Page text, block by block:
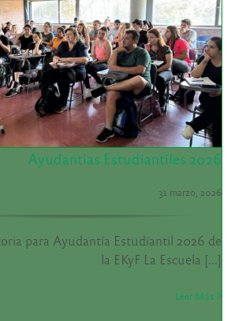
Ayudantías Estudiantiles 2026
31 marzo, 2026
para Ayudantía Estudiantil 2026 de
la EKyF La Escuela [...]
Leer Más